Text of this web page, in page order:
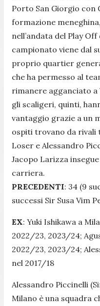
Porto San Giorgio con
formazione
nell’andata del Play
campionato viene dal
proprio quartier
che ha permesso al
rimanere agganciato a
gli scaligeri, quinti,
vantaggio grazie a un
ospiti trovano da rivali
Loser e Alessandro
Jacopo Larizza
carriera.
PRECEDENTI: 34 (9
successi Sir Susa Vim
EX: Yuki Ishikawa a
2022/23, 2023/24;
2022/23, 2023/24;
nel 2017/18
Alessandro Piccinelli
Milano è una squadra